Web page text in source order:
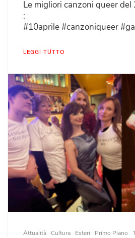
Le migliori canzoni queer del
:
#10aprile #canzoniqueer
LEGGI TUTTO
Attualità Cultura Esteri Primo Piano